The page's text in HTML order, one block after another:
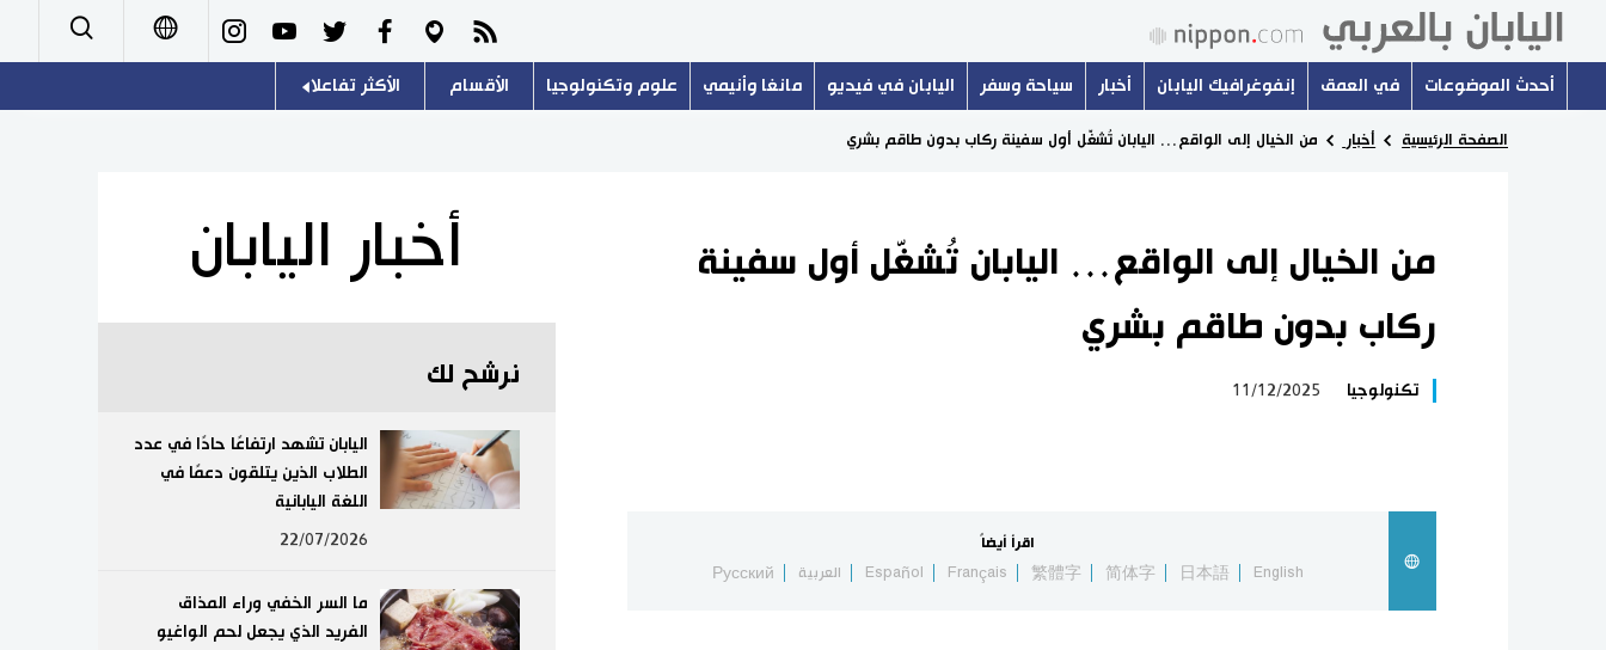
Русский
أحدث الموضوعات في العمق إنفوغرافيك اليابان أخبار سياحة وسفر اليابان في فيديو مانغا وأنيمي علوم وتكنولوجيا الأقسام
تجارب وآراء
سياسة
اقتصاد
مجتمع
ثقافة
طوكيو
الأكثر تفاعلا
هو وهي
المطبخ الياباني
الصفحة الرئيسية أخبار من الخيال إلى الواقع… اليابان تُشغّل أول سفينة ركاب بدون طاقم بشري
من الخيال إلى الواقع… اليابان تُشغّل أول سفينة
ركاب بدون طاقم بشري
تكنولوجيا 11/12/2025
اقرأ أيضاً
English
日本語
简体字
繁體字
Français
Español العربية Русский
أخبار اليابان
نرشح لك
اليابان تشهد ارتفاعًا حادًا في عدد
الطلاب الذين يتلقون دعمًا في
اللغة اليابانية
22/07/2026
ما السر الخفي وراء المذاق
الفريد الذي يجعل لحم الواغيو